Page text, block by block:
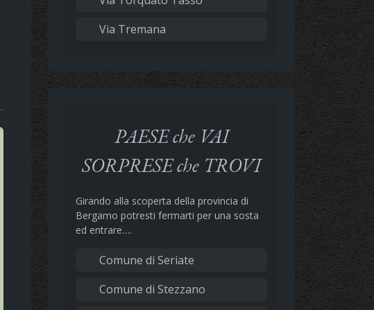
Via Tremana
PAESE che VAI
SORPRESE che TROVI
Girando alla scoperta della provincia di
Bergamo potresti fermarti per una sosta
ed entrare….
Comune di Seriate
Comune di Stezzano